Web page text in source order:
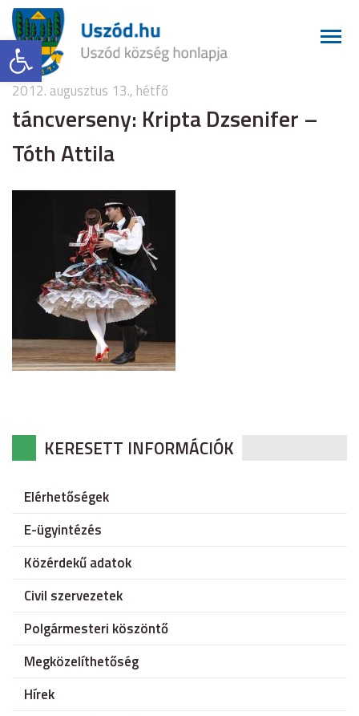
Eszköztár megnyitása
2012. augusztus 13., hétfő
táncverseny: Kripta Dzsenifer –
Tóth Attila
KERESETT INFORMÁCIÓK
Elérhetőségek
E-ügyintézés
Közérdekű adatok
Civil szervezetek
Polgármesteri köszöntő
Megközelíthetőség
Hírek